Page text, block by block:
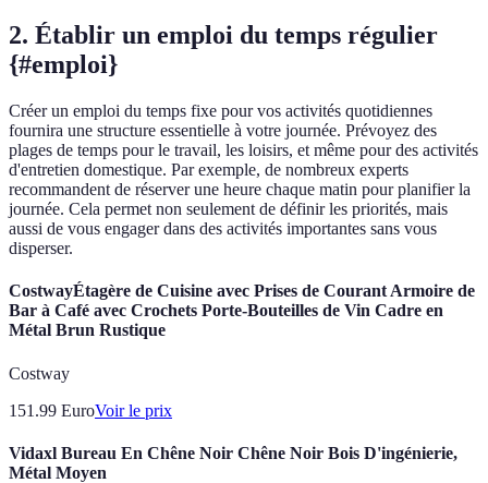
2. Établir un emploi du temps régulier
{#emploi}
Créer un emploi du temps fixe pour vos activités quotidiennes
fournira une structure essentielle à votre journée. Prévoyez des
plages de temps pour le travail, les loisirs, et même pour des activités
d'entretien domestique. Par exemple, de nombreux experts
recommandent de réserver une heure chaque matin pour planifier la
journée. Cela permet non seulement de définir les priorités, mais
aussi de vous engager dans des activités importantes sans vous
disperser.
CostwayÉtagère de Cuisine avec Prises de Courant Armoire de
Bar à Café avec Crochets Porte-Bouteilles de Vin Cadre en
Métal Brun Rustique
Costway
151.99 EuroVoir le prix
Vidaxl Bureau En Chêne Noir Chêne Noir Bois D'ingénierie,
Métal Moyen